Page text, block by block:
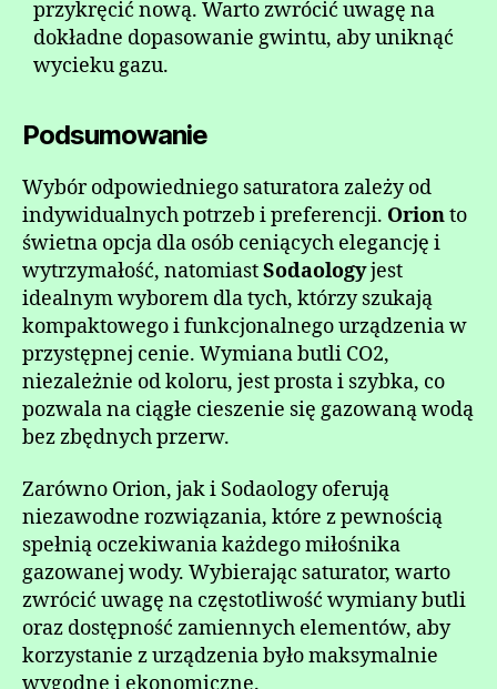
przykręcić nową. Warto zwrócić uwagę na
dokładne dopasowanie gwintu, aby uniknąć
wycieku gazu.
Podsumowanie
Wybór odpowiedniego saturatora zależy od
indywidualnych potrzeb i preferencji. Orionto
świetna opcja dla osób ceniących elegancję i
wytrzymałość, natomiastSodaologyjest
idealnym wyborem dla tych, którzy szukają
kompaktowego i funkcjonalnego urządzenia w
przystępnej cenie. Wymiana butli CO2,
niezależnie od koloru, jest prosta i szybka, co
pozwala na ciągłe cieszenie się gazowaną wodą
bez zbędnych przerw.
Zarówno Orion, jak i Sodaology oferują
niezawodne rozwiązania, które z pewnością
spełnią oczekiwania każdego miłośnika
gazowanej wody. Wybierając saturator, warto
zwrócić uwagę na częstotliwość wymiany butli
oraz dostępność zamiennych elementów, aby
korzystanie z urządzenia było maksymalnie